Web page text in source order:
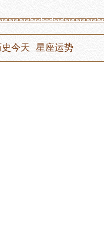
史今天 星座运势